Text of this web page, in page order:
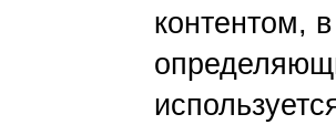
контентом,